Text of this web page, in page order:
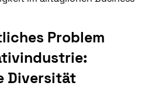
Problem
Diversität